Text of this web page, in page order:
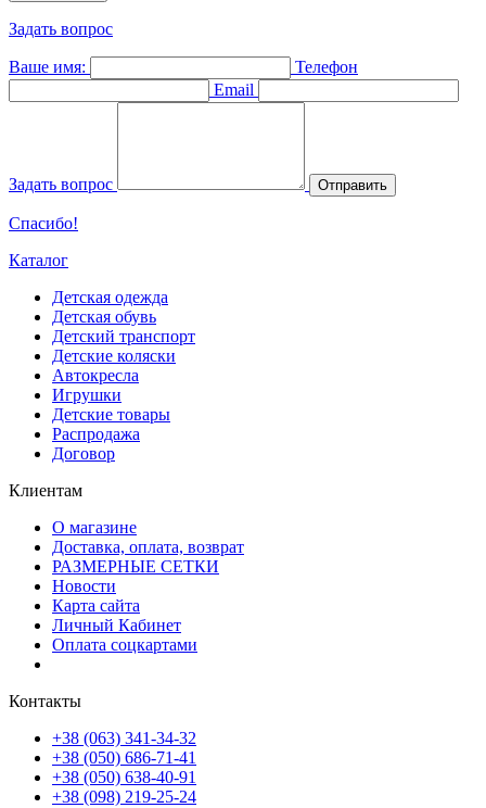
Задать вопрос
Ваше имя:
Телефон
Email
Задать вопрос Отправить
Спасибо!
Каталог
Детская одежда
Детская обувь
Детский транспорт
Детские коляски
Автокресла
Игрушки
Детские товары
Распродажа
Договор
Клиентам
О магазине
Доставка, оплата, возврат
РАЗМЕРНЫЕ СЕТКИ
Новости
Карта сайта
Личный Кабинет
Оплата соцкартами
Контакты
+38 (063) 341-34-32
+38 (050) 686-71-41
+38 (050) 638-40-91
+38 (098) 219-25-24